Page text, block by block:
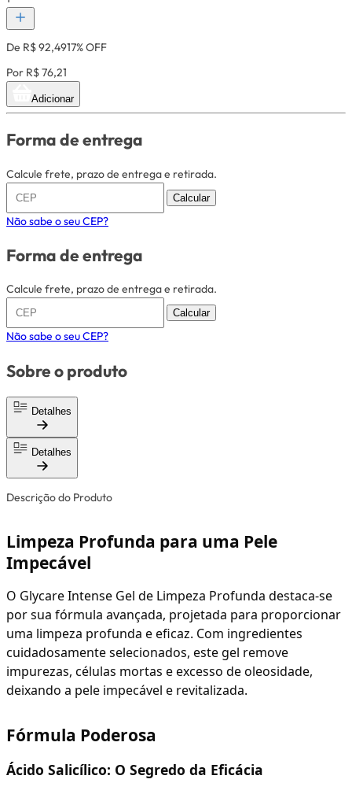
De R$ 92,4917% OFF
Por R$ 76,21
Adicionar
Forma de entrega
Calcule frete, prazo de entrega e retirada.
Calcular
Não sabe o seu CEP?
Forma de entrega
Calcule frete, prazo de entrega e retirada.
Calcular
Não sabe o seu CEP?
Sobre o produto
Detalhes
Detalhes
Descrição do Produto
Limpeza Profunda para uma Pele
Impecável
O Glycare Intense Gel de Limpeza Profunda destaca-se
por sua fórmula avançada, projetada para proporcionar
uma limpeza profunda e eficaz. Com ingredientes
cuidadosamente selecionados, este gel remove
impurezas, células mortas e excesso de oleosidade,
deixando a pele impecável e revitalizada.
Fórmula Poderosa
Ácido Salicílico: O Segredo da Eficácia